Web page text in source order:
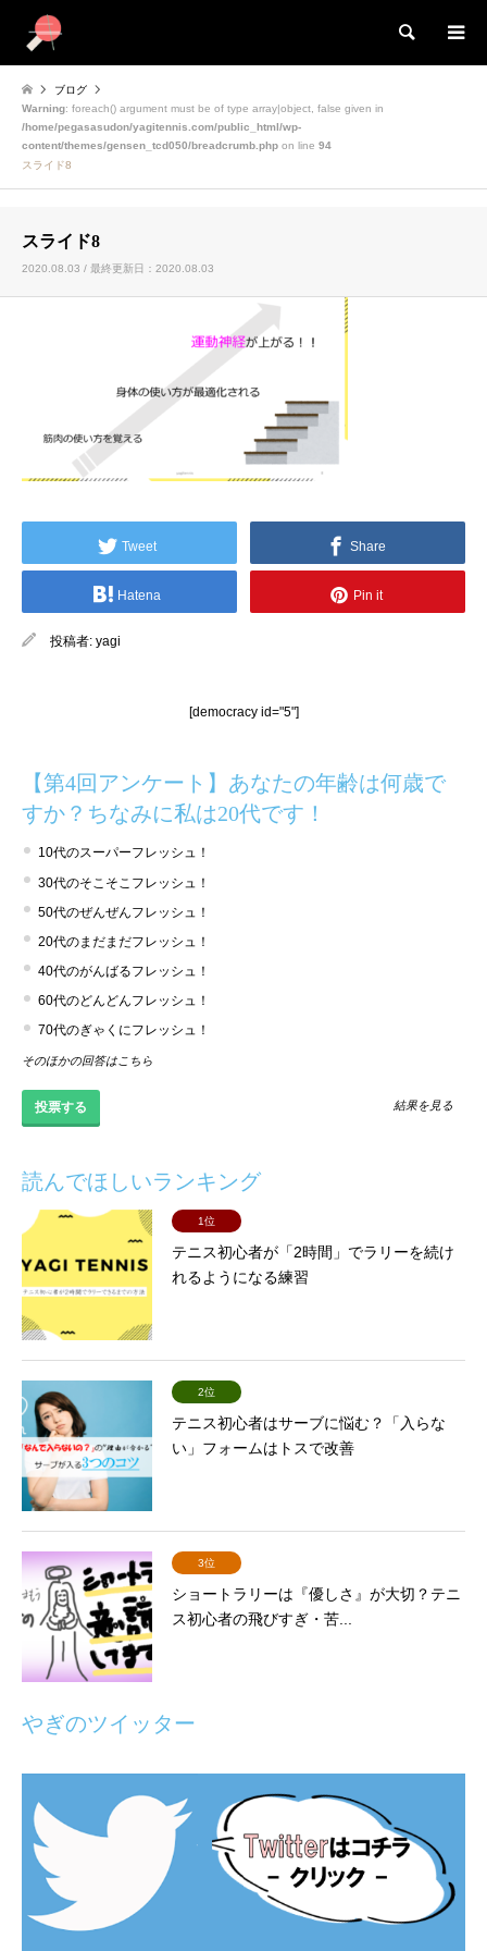
検索
ブログ
Warning: foreach() argument must be of type array|object, false given in
/home/pegasasudon/yagitennis.com/public_html/wp-
content/themes/gensen_tcd050/breadcrumb.php on line 94
スライド8
スライド8
2020.08.03 / 最終更新日：2020.08.03
Tweet Share
Hatena Pin it
投稿者: yagi
[democracy id="5"]
【第4回アンケート】あなたの年齢は何歳で
すか？ちなみに私は20代です！
10代のスーパーフレッシュ！
30代のそこそこフレッシュ！
50代のぜんぜんフレッシュ！
20代のまだまだフレッシュ！
40代のがんばるフレッシュ！
60代のどんどんフレッシュ！
70代のぎゃくにフレッシュ！
そのほかの回答はこちら
結果を見る
読んでほしいランキング
1位
テニス初心者が「2時間」でラリーを続け
れるようになる練習
2位
テニス初心者はサーブに悩む？「入らな
い」フォームはトスで改善
3位
ショートラリーは『優しさ』が大切？テニ
ス初心者の飛びすぎ・苦...
やぎのツイッター